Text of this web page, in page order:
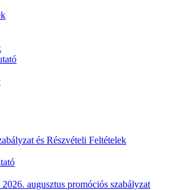
és Részvételi Feltételek
augusztus promóciós szabályzat